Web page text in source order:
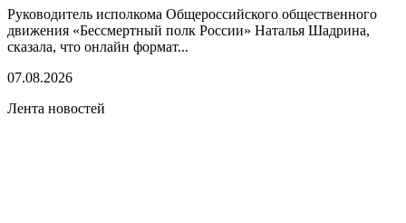
Руководитель исполкома Общероссийского общественного
движения «Бессмертный полк России» Наталья Шадрина,
сказала, что онлайн формат...
07.08.2026
Лента новостей